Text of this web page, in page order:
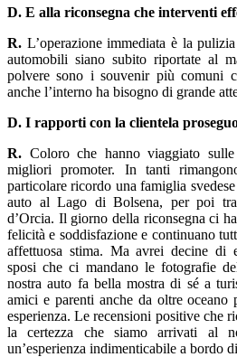
D. E alla riconsegna che interventi
R. L’operazione immediata è la
automobili siano subito riportate al
polvere sono i souvenir più comuni
anche l’interno ha bisogno di grande
D. I rapporti con la clientela
R. Coloro che hanno viaggiato
migliori promoter. In tanti
particolare ricordo una famiglia
auto al Lago di Bolsena, per poi
d’Orcia. Il giorno della riconsegna ci
felicità e soddisfazione e continuano
affettuosa stima. Ma avrei decine di
sposi che ci mandano le fotografie
nostra auto fa bella mostra di sé a
amici e parenti anche da oltre oceano
esperienza. Le recensioni positive che
la certezza che siamo arrivati al
un’esperienza indimenticabile a bordo